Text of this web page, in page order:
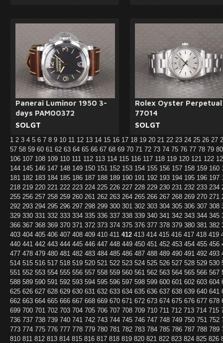
Panerai Luminor 1950 3-
days PAM00372
SOLGT
Rolex Oyster Perpetual
77014
SOLGT
1 2 3 4 5 6 7 8 9 10 11 12 13 14 15 16 17 18 19 20 21 22 23 24 25 26 27
57 58 59 60 61 62 63 64 65 66 67 68 69 70 71 72 73 74 75 76 77 78 79
106 107 108 109 110 111 112 113 114 115 116 117 118 119 120 121 122
144 145 146 147 148 149 150 151 152 153 154 155 156 157 158 159 160
181 182 183 184 185 186 187 188 189 190 191 192 193 194 195 196 197
218 219 220 221 222 223 224 225 226 227 228 229 230 231 232 233 234
255 256 257 258 259 260 261 262 263 264 265 266 267 268 269 270 271
292 293 294 295 296 297 298 299 300 301 302 303 304 305 306 307 308
329 330 331 332 333 334 335 336 337 338 339 340 341 342 343 344 345
366 367 368 369 370 371 372 373 374 375 376 377 378 379 380 381 382
403 404 405 406 407 408 409 410 411 412 413 414 415 416 417 418 419
440 441 442 443 444 445 446 447 448 449 450 451 452 453 454 455 456
477 478 479 480 481 482 483 484 485 486 487 488 489 490 491 492 493
514 515 516 517 518 519 520 521 522 523 524 525 526 527 528 529 530
551 552 553 554 555 556 557 558 559 560 561 562 563 564 565 566 567
588 589 590 591 592 593 594 595 596 597 598 599 600 601 602 603 604
625 626 627 628 629 630 631 632 633 634 635 636 637 638 639 640 641
662 663 664 665 666 667 668 669 670 671 672 673 674 675 676 677 678
699 700 701 702 703 704 705 706 707 708 709 710 711 712 713 714 715
736 737 738 739 740 741 742 743 744 745 746 747 748 749 750 751 752
773 774 775 776 777 778 779 780 781 782 783 784 785 786 787 788 789
810 811 812 813 814 815 816 817 818 819 820 821 822 823 824 825 826